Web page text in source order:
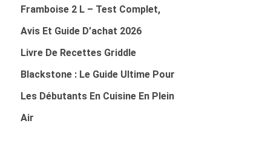
Framboise 2 L – Test Complet,
Avis Et Guide D’achat 2026
Livre De Recettes Griddle
Blackstone : Le Guide Ultime Pour
Les Débutants En Cuisine En Plein
Air